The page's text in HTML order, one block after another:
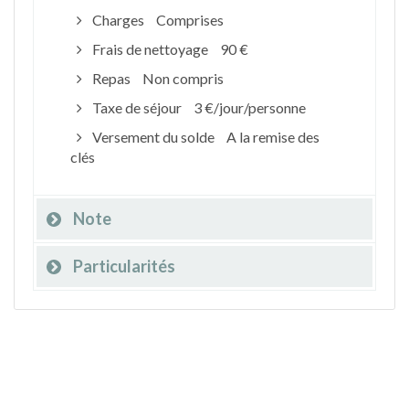
Charges
Comprises
Frais de nettoyage
90 €
Repas
Non compris
Taxe de séjour
3 €/jour/personne
Versement du solde
A la remise des
clés
Note
Particularités